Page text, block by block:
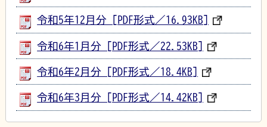
令和5年12月分 [PDF形式／16.93KB]
令和6年1月分 [PDF形式／22.53KB]
令和6年2月分 [PDF形式／18.4KB]
令和6年3月分 [PDF形式／14.42KB]